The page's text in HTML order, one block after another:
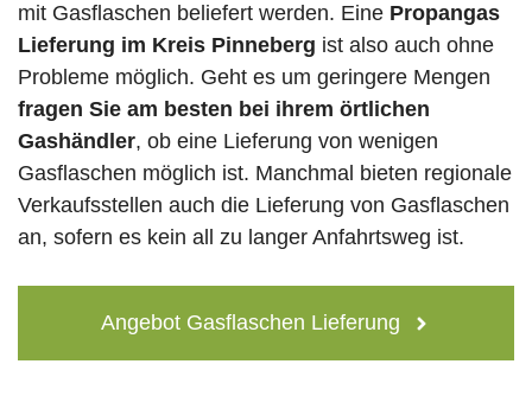
mit Gasflaschen beliefert werden. Eine Propangas
Lieferung im Kreis Pinneberg ist also auch ohne
Probleme möglich. Geht es um geringere Mengen
fragen Sie am besten bei ihrem örtlichen
Gashändler, ob eine Lieferung von wenigen
Gasflaschen möglich ist. Manchmal bieten regionale
Verkaufsstellen auch die Lieferung von Gasflaschen
an, sofern es kein all zu langer Anfahrtsweg ist.
Angebot Gasflaschen Lieferung